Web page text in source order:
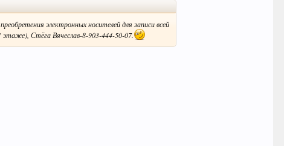
электронных носителей для записи всей
Стёга Вячеслав-8-903-444-50-07.